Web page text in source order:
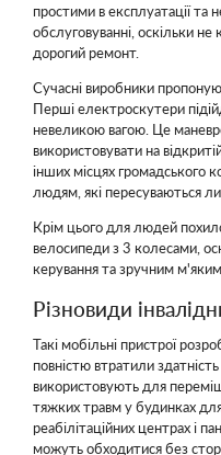
простими в експлуатації та
обслуговуванні, оскільки
дорогий ремонт.
Сучасні виробники
Перші електроскутери
невеликою вагою. Це
використовувати на
інших місцях громадського
людям, які пересуваються
Крім цього для людей
велосипеди з 3 колесами,
керування та зручним
Різновиди
Такі мобільні пристрої
повністю втратили
використовують для
тяжких травм у будинках
реабілітаційних центрах і
можуть обходитися без